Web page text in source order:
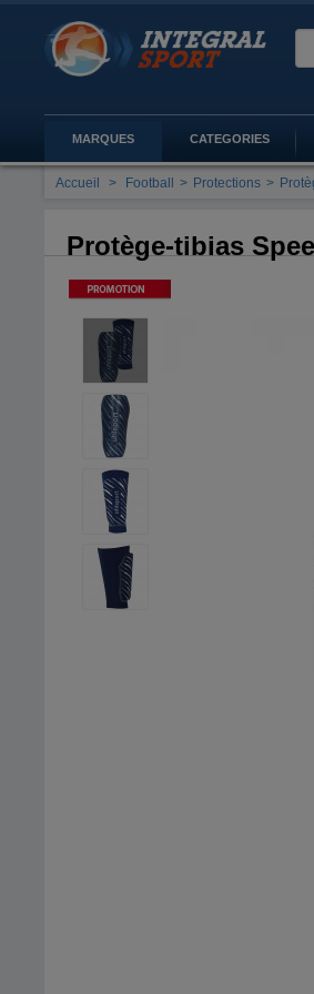
MARQUES CATEGORIES
Accueil > Football > Protections >
Protège-tibias